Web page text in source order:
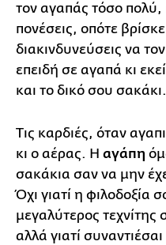
τον αγαπάς τόσο πολύ,
πονέσεις, οπότε
διακινδυνεύσεις να
επειδή σε αγαπά κι
και το δικό σου σακάκι.
Τις καρδιές, όταν
κι ο αέρας. Η αγάπη
σακάκια σαν να μην
Όχι γιατί η φιλοδοξία
μεγαλύτερος τεχνίτης
αλλά γιατί